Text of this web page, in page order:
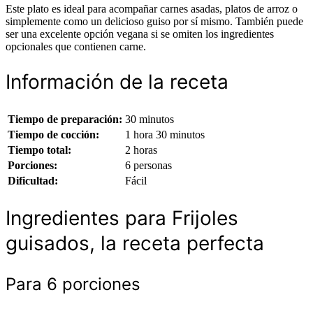
Este plato es ideal para acompañar carnes asadas, platos de arroz o
simplemente como un delicioso guiso por sí mismo. También puede
ser una excelente opción vegana si se omiten los ingredientes
opcionales que contienen carne.
Información de la receta
Tiempo de preparación: 30 minutos
Tiempo de cocción:
1 hora 30 minutos
Tiempo total:
2 horas
Porciones:
6 personas
Dificultad:
Fácil
Ingredientes para Frijoles
guisados, la receta perfecta
Para 6 porciones